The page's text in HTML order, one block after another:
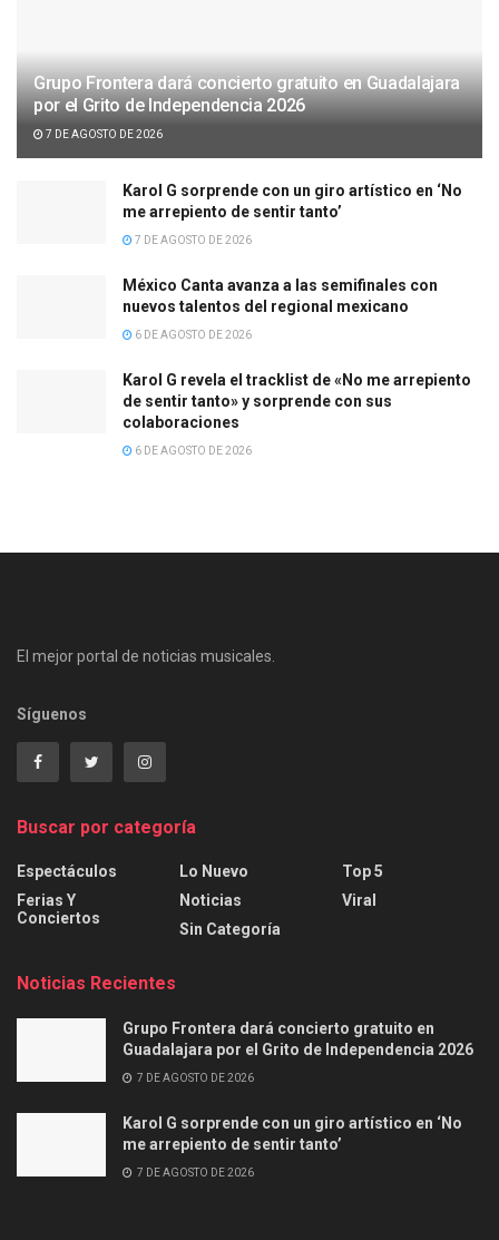
Grupo Frontera dará concierto gratuito en Guadalajara
por el Grito de Independencia 2026
7 DE AGOSTO DE 2026
Karol G sorprende con un giro artístico en ‘No
me arrepiento de sentir tanto’
7 DE AGOSTO DE 2026
México Canta avanza a las semifinales con
nuevos talentos del regional mexicano
6 DE AGOSTO DE 2026
Karol G revela el tracklist de «No me arrepiento
de sentir tanto» y sorprende con sus
colaboraciones
6 DE AGOSTO DE 2026
El mejor portal de noticias musicales.
Síguenos
Buscar por categoría
Espectáculos
Ferias Y
Conciertos
Lo Nuevo
Noticias
Sin Categoría
Top 5
Viral
Noticias Recientes
Grupo Frontera dará concierto gratuito en
Guadalajara por el Grito de Independencia 2026
7 DE AGOSTO DE 2026
Karol G sorprende con un giro artístico en ‘No
me arrepiento de sentir tanto’
7 DE AGOSTO DE 2026